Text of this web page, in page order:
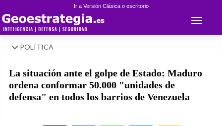
Ir a Versión Clásica o escritorio
Toggle
POLÍTICA
La situación ante el golpe de Estado: Maduro
ordena conformar 50.000 "unidades de
defensa" en todos los barrios de Venezuela